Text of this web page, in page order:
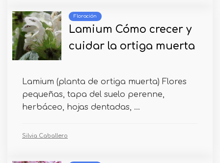
Floración
Lamium Cómo crecer y
cuidar la ortiga muerta
Lamium (planta de ortiga muerta) Flores
pequeñas, tapa del suelo perenne,
herbáceo, hojas dentadas, ...
Silvia Caballero